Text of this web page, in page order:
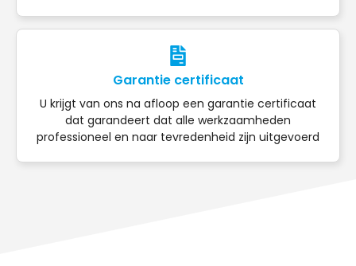
Garantie certificaat
U krijgt van ons na afloop een garantie certificaat
dat garandeert dat alle werkzaamheden
professioneel en naar tevredenheid zijn uitgevoerd